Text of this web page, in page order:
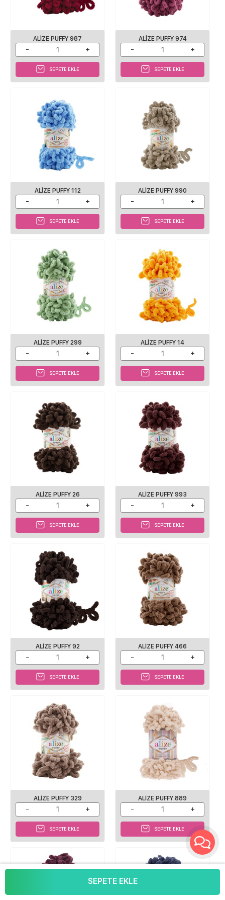
SEPETE EKLE
ALIZE PUFFY 987
SEPETE EKLE
ALIZE PUFFY 974
SEPETE EKLE
ALIZE PUFFY 112
SEPETE EKLE
ALIZE PUFFY 990
SEPETE EKLE
ALIZE PUFFY 299
SEPETE EKLE
ALIZE PUFFY 14
SEPETE EKLE
ALIZE PUFFY 26
SEPETE EKLE
ALIZE PUFFY 993
SEPETE EKLE
ALIZE PUFFY 92
SEPETE EKLE
ALIZE PUFFY 466
SEPETE EKLE
ALIZE PUFFY 329
SEPETE EKLE
ALIZE PUFFY 889
SEPETE EKLE